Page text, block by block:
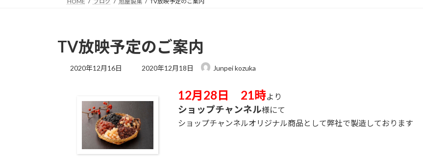
TV放映予定のご案内
2020年12月16日
最
2020年12月18日 Junpei kozuka
12月28日 21時より
ショップチャンネル様にて
ショップチャンネルオリジナル商品として弊社で製造しております